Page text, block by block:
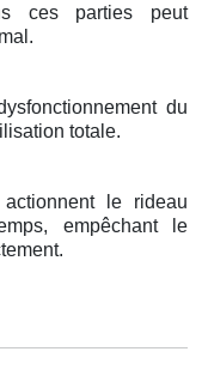
ces parties peut
du
totale.
le rideau
empêchant le